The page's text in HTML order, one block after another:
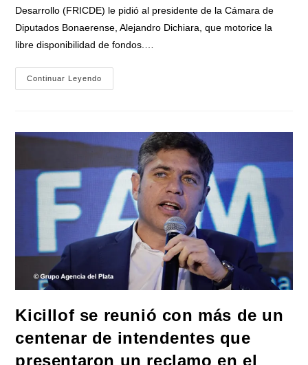
Desarrollo (FRICDE) le pidió al presidente de la Cámara de
Diputados Bonaerense, Alejandro Dichiara, que motorice la
libre disponibilidad de fondos.…
Continuar Leyendo
Acuden
Abrir
Debate
Por
La
Libre
Disponibilidad
De
Fondos
Kicillof se reunió con más de un
centenar de intendentes que
presentaron un reclamo en el